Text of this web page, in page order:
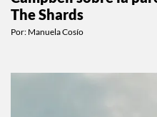
The Shards
Por: Manuela Cosío